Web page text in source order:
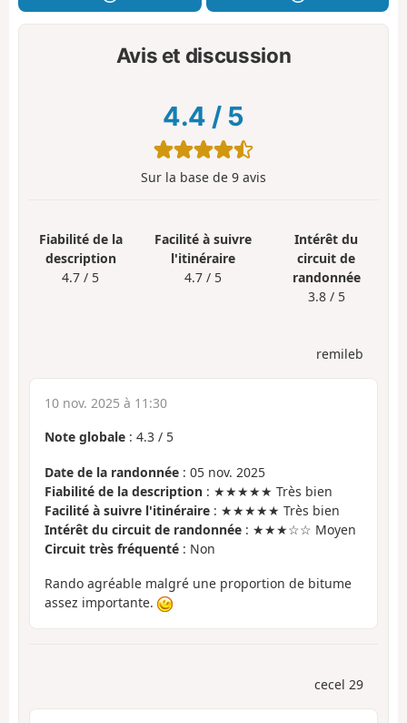
Avis et discussion
4.4 / 5
Sur la base de 9 avis
Fiabilité de la
description
4.7 / 5
Facilité à suivre
l'itinéraire
4.7 / 5
Intérêt du
circuit de
randonnée
3.8 / 5
remileb
10 nov. 2025 à 11:30
Note globale : 4.3 / 5
Date de la randonnée : 05 nov. 2025
Fiabilité de la description : ★★★★★ Très bien
Facilité à suivre l'itinéraire : ★★★★★ Très bien
Intérêt du circuit de randonnée : ★★★☆☆ Moyen
Circuit très fréquenté : Non
Rando agréable malgré une proportion de bitume
assez importante.
cecel 29